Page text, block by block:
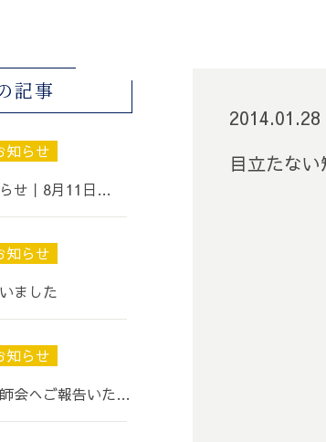
記事
知らせ
せ丨8月11日…
知らせ
ました
知らせ
会へご報告いた…
2014.01.28
目立たな